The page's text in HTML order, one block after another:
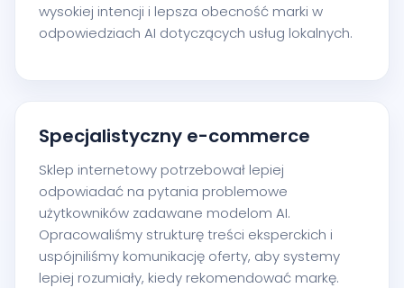
wysokiej intencji i lepsza obecność marki w
odpowiedziach AI dotyczących usług lokalnych.
Specjalistyczny e-commerce
Sklep internetowy potrzebował lepiej
odpowiadać na pytania problemowe
użytkowników zadawane modelom AI.
Opracowaliśmy strukturę treści eksperckich i
uspójniliśmy komunikację oferty, aby systemy
lepiej rozumiały, kiedy rekomendować markę.